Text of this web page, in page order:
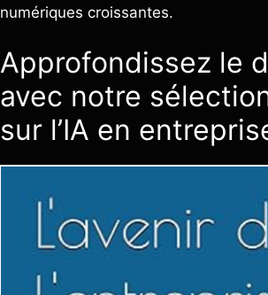
numériques croissantes.
Approfondissez le
avec notre
sur l’IA en